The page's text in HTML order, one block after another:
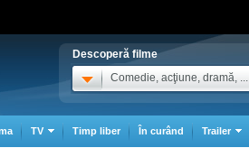
Descoperă filme
Comedie, acţiune, dramă, ...
TV Timp liber În curând Trailer